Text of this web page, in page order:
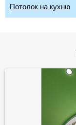
Потолок на кухню